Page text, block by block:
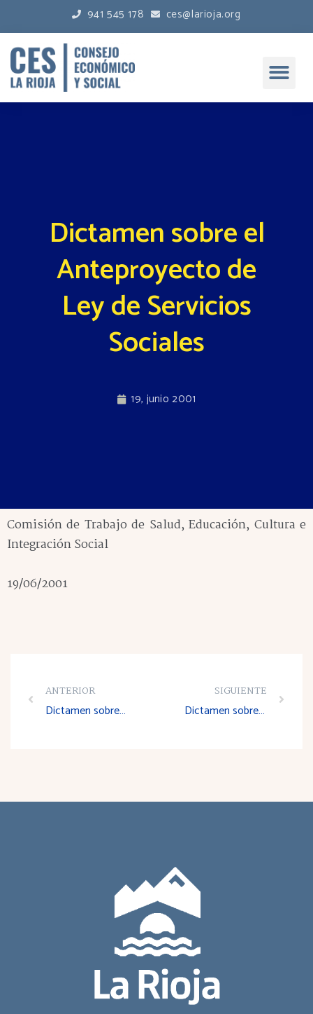
941 545 178 ces@larioja.org
Dictamen sobre el
Anteproyecto de
Ley de Servicios
Sociales
19, junio 2001
Comisión de Trabajo de Salud, Educación, Cultura e
Integración Social
19/06/2001
ANTERIOR
Dictamen sobre el Anteproyecto de Ley sobre Drogodependencias y otras Adicciones
SIGUIENTE
Dictamen sobre el texto II plan integral de mujer (2001-2004)